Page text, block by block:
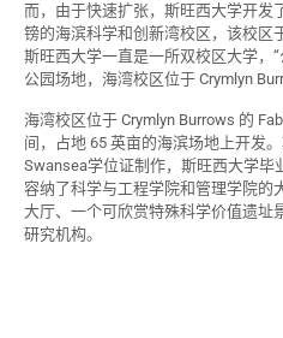
而，由于快速扩张，斯旺西大学开发
镑的海滨科学和创新湾校区，该校区
斯旺西大学一直是一所双校区大学，
公园场地，海湾校区位于 Crymlyn
海湾校区位于 Crymlyn Burrows 的
间，占地 65 英亩的海滨场地上开发
Swansea学位证制作，斯旺西大学毕
容纳了科学与工程学院和管理学院的
大厅、一个可欣赏特殊科学价值遗址
研究机构。